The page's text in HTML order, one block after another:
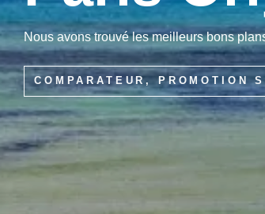
Nous avons trouvé les meilleurs bons
COMPARATEUR,